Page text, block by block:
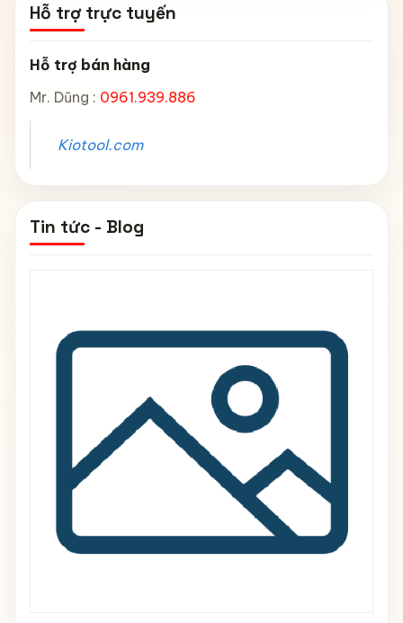
Hỗ trợ trực tuyến
Hỗ trợ bán hàng
Mr. Dũng : 0961.939.886
Kiotool.com
Tin tức - Blog